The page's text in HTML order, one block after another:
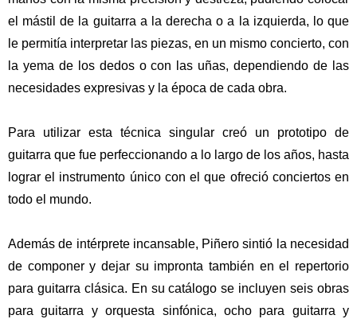
el mástil de la guitarra a la derecha o a la izquierda, lo que
le permitía interpretar las piezas, en un mismo concierto, con
la yema de los dedos o con las uñas, dependiendo de las
necesidades expresivas y la época de cada obra.
Para utilizar esta técnica singular creó un prototipo de
guitarra que fue perfeccionando a lo largo de los años, hasta
lograr el instrumento único con el que ofreció conciertos en
todo el mundo.
Además de intérprete incansable, Piñero sintió la necesidad
de componer y dejar su impronta también en el repertorio
para guitarra clásica. En su catálogo se incluyen seis obras
para guitarra y orquesta sinfónica, ocho para guitarra y